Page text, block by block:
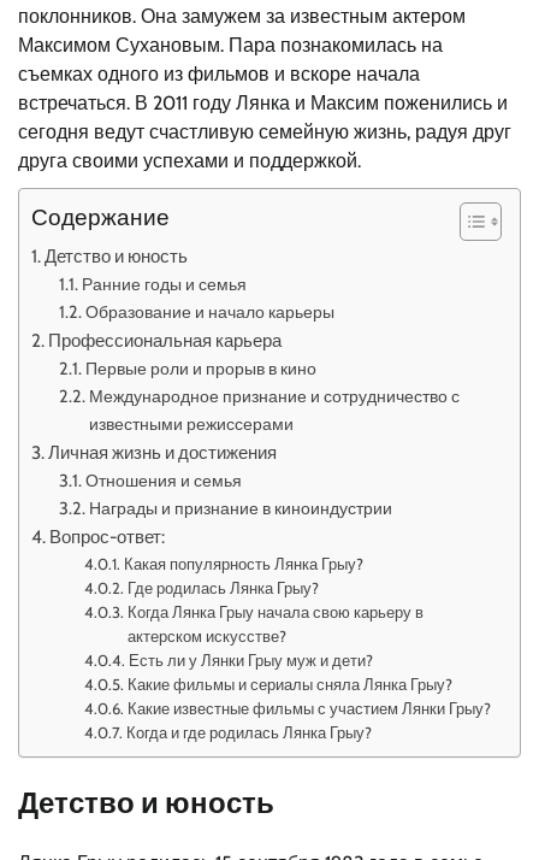
поклонников. Она замужем за известным актером
Максимом Сухановым. Пара познакомилась на
съемках одного из фильмов и вскоре начала
встречаться. В 2011 году Лянка и Максим поженились и
сегодня ведут счастливую семейную жизнь, радуя друг
друга своими успехами и поддержкой.
Содержание
Детство и юность
Ранние годы и семья
Образование и начало карьеры
Профессиональная карьера
Первые роли и прорыв в кино
Международное признание и сотрудничество с
известными режиссерами
Личная жизнь и достижения
Отношения и семья
Награды и признание в киноиндустрии
Вопрос-ответ:
Какая популярность Лянка Грыу?
Где родилась Лянка Грыу?
Когда Лянка Грыу начала свою карьеру в
актерском искусстве?
Есть ли у Лянки Грыу муж и дети?
Какие фильмы и сериалы сняла Лянка Грыу?
Какие известные фильмы с участием Лянки Грыу?
Когда и где родилась Лянка Грыу?
Детство и юность